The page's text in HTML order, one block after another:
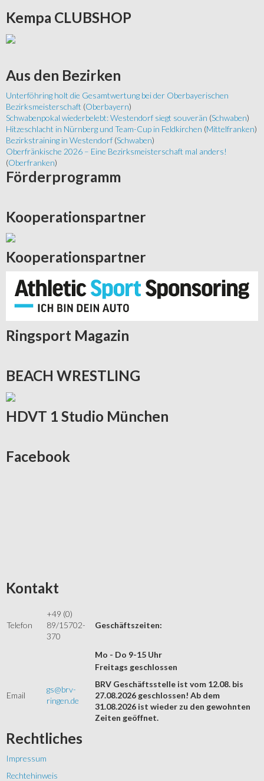
Kempa CLUBSHOP
Aus den Bezirken
Unterföhring holt die Gesamtwertung bei der Oberbayerischen
Bezirksmeisterschaft (Oberbayern)
Schwabenpokal wiederbelebt: Westendorf siegt souverän (Schwaben)
Hitzeschlacht in Nürnberg und Team-Cup in Feldkirchen (Mittelfranken)
Bezirkstraining in Westendorf (Schwaben)
Oberfränkische 2026 – Eine Bezirksmeisterschaft mal anders!
(Oberfranken)
Förderprogramm
Kooperationspartner
Kooperationspartner
Ringsport Magazin
BEACH WRESTLING
HDVT 1 Studio München
Facebook
Kontakt
Telefon
+49 (0)
89/15702-
370
Geschäftszeiten:
Mo - Do 9-15 Uhr
Email
gs@brv-
ringen.de
Freitags geschlossen
BRV Geschäftsstelle ist vom 12.08. bis
27.08.2026 geschlossen! Ab dem
31.08.2026 ist wieder zu den gewohnten
Zeiten geöffnet.
Rechtliches
Impressum
Rechtehinweis